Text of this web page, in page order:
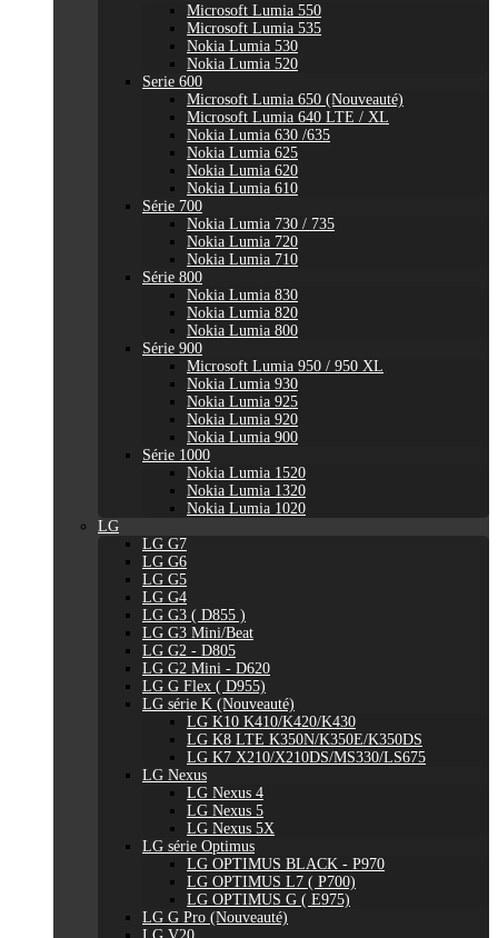
Microsoft Lumia 550
Microsoft Lumia 535
Nokia Lumia 530
Nokia Lumia 520
Serie 600
Microsoft Lumia 650 (Nouveauté)
Microsoft Lumia 640 LTE / XL
Nokia Lumia 630 /635
Nokia Lumia 625
Nokia Lumia 620
Nokia Lumia 610
Série 700
Nokia Lumia 730 / 735
Nokia Lumia 720
Nokia Lumia 710
Série 800
Nokia Lumia 830
Nokia Lumia 820
Nokia Lumia 800
Série 900
Microsoft Lumia 950 / 950 XL
Nokia Lumia 930
Nokia Lumia 925
Nokia Lumia 920
Nokia Lumia 900
Série 1000
Nokia Lumia 1520
Nokia Lumia 1320
Nokia Lumia 1020
LG
LG G7
LG G6
LG G5
LG G4
LG G3 ( D855 )
LG G3 Mini/Beat
LG G2 - D805
LG G2 Mini - D620
LG G Flex ( D955)
LG série K (Nouveauté)
LG K10 K410/K420/K430
LG K8 LTE K350N/K350E/K350DS
LG K7 X210/X210DS/MS330/LS675
LG Nexus
LG Nexus 4
LG Nexus 5
LG Nexus 5X
LG série Optimus
LG OPTIMUS BLACK - P970
LG OPTIMUS L7 ( P700)
LG OPTIMUS G ( E975)
LG G Pro (Nouveauté)